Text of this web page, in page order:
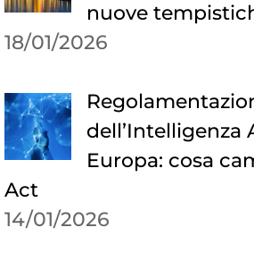
nuove
18/01/2026
dell’Intelligenza
Europa: cosa
Act
14/01/2026